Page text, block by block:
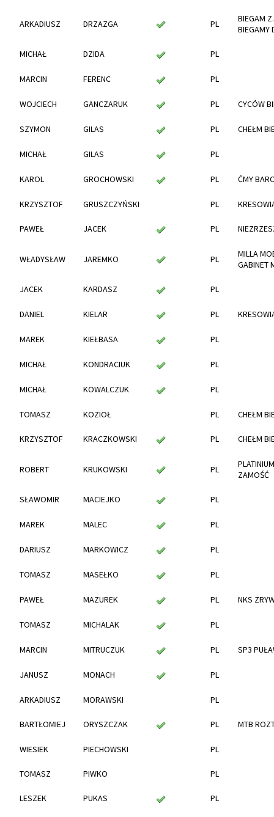
ARKADIUSZ DRZAZGA PL
BIEGAM
BIEGAMY
MICHAŁ DZIDA PL
MARCIN FERENC PL
WOJCIECH GANCZARUK PL CYCÓW
SZYMON GILAS PL CHEŁM
MICHAŁ GILAS PL
KAROL GROCHOWSKI PL ĆMY
KRZYSZTOF GRUSZCZYŃSKI PL
PAWEŁ JACEK PL
WŁADYSŁAW JAREMKO PL
MILLA
GABINET
JACEK KARDASZ PL
DANIEL KIELAR PL
MAREK KIEŁBASA PL
MICHAŁ KONDRACIUK PL
MICHAŁ KOWALCZUK PL
TOMASZ KOZIOŁ PL CHEŁM
KRZYSZTOF KRACZKOWSKI PL CHEŁM
ROBERT KRUKOWSKI PL
PLATINIUM
ZAMOŚĆ
SŁAWOMIR MACIEJKO PL
MAREK MALEC PL
DARIUSZ MARKOWICZ PL
TOMASZ MASEŁKO PL
PAWEŁ MAZUREK PL NKS
TOMASZ MICHALAK PL
MARCIN MITRUCZUK PL SP3
JANUSZ MONACH PL
ARKADIUSZ MORAWSKI PL
BARTŁOMIEJ ORYSZCZAK PL MTB
WIESIEK PIECHOWSKI PL
TOMASZ PIWKO PL
LESZEK PUKAS PL